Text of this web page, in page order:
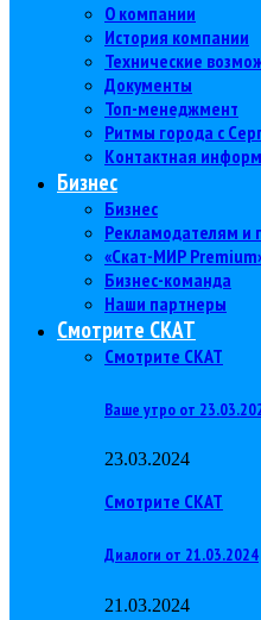
О компании
История компании
Технические
Документы
Топ-менеджмент
Ритмы города с
Контактная
Бизнес
Бизнес
Рекламодателям и
«Скат-МИР
Бизнес-команда
Наши партнеры
Смотрите СКАТ
Смотрите СКАТ
Ваше утро от
23.03.2024
Смотрите СКАТ
Диалоги от 21.03.2024
21.03.2024